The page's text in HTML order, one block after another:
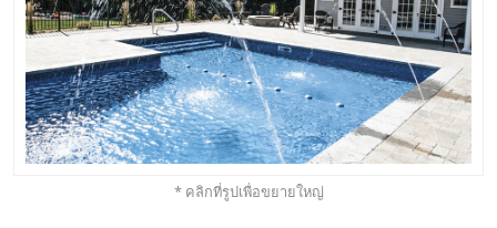
* คลิกที่รูปเพื่อขยายใหญ่